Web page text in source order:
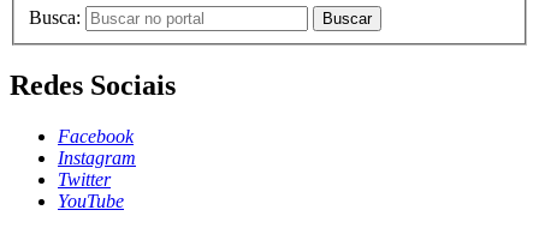
Busca: Buscar
Redes Sociais
Facebook
Instagram
Twitter
YouTube